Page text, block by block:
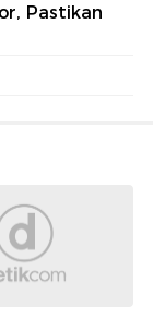
Pastikan